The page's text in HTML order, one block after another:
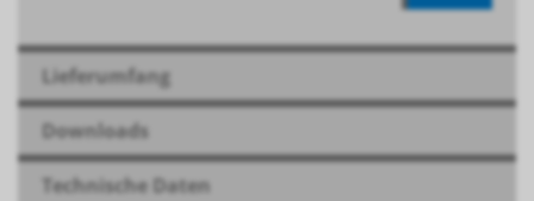
Lieferumfang
Downloads
Technische Daten